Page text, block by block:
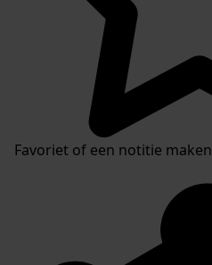
Favoriet of een notitie maken